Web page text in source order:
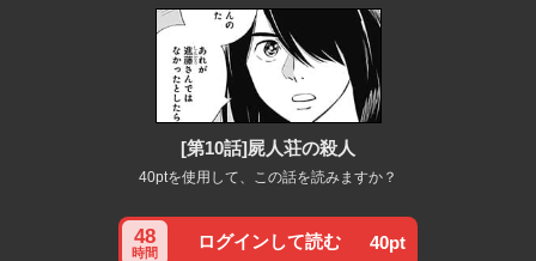
[第10話]屍人荘の殺人
40ptを使用して、この話を読みますか？
48
時間
ログインして読む 40pt